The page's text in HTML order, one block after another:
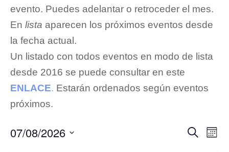
evento. Puedes adelantar o retroceder el mes.
En lista aparecen los próximos eventos desde
la fecha actual.
Un listado con todos eventos en modo de lista
desde 2016 se puede consultar en este
ENLACE. Estarán ordenados según eventos
próximos.
Buscar
de
Mes
07/08/2026